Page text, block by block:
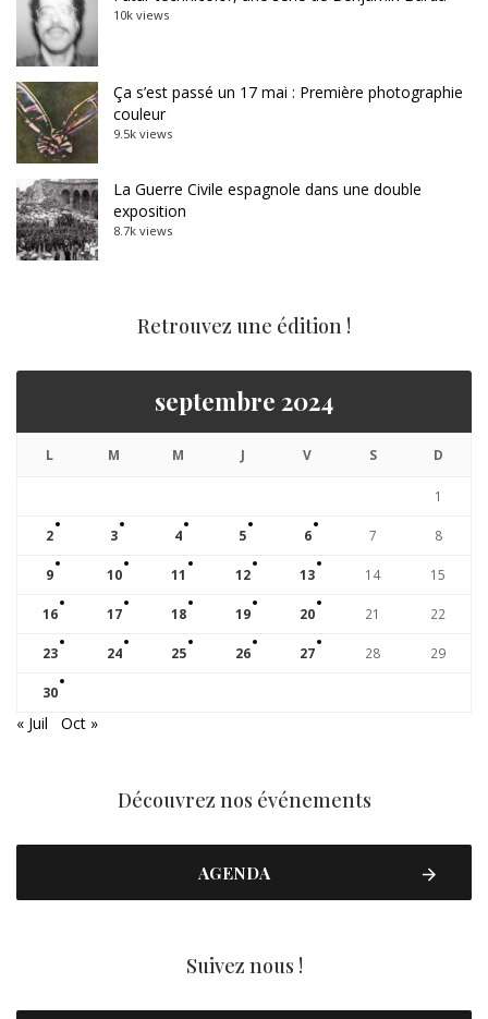
10k views
Ça s’est passé un 17 mai : Première photographie
couleur
9.5k views
La Guerre Civile espagnole dans une double
exposition
8.7k views
Retrouvez une édition !
septembre 2024
L M M J V S D
1
2 3 4 5 6 7 8
9 10 11 12 13 14 15
16 17 18 19 20 21 22
23 24 25 26 27 28 29
30
« Juil Oct »
Découvrez nos événements
AGENDA
Suivez nous !